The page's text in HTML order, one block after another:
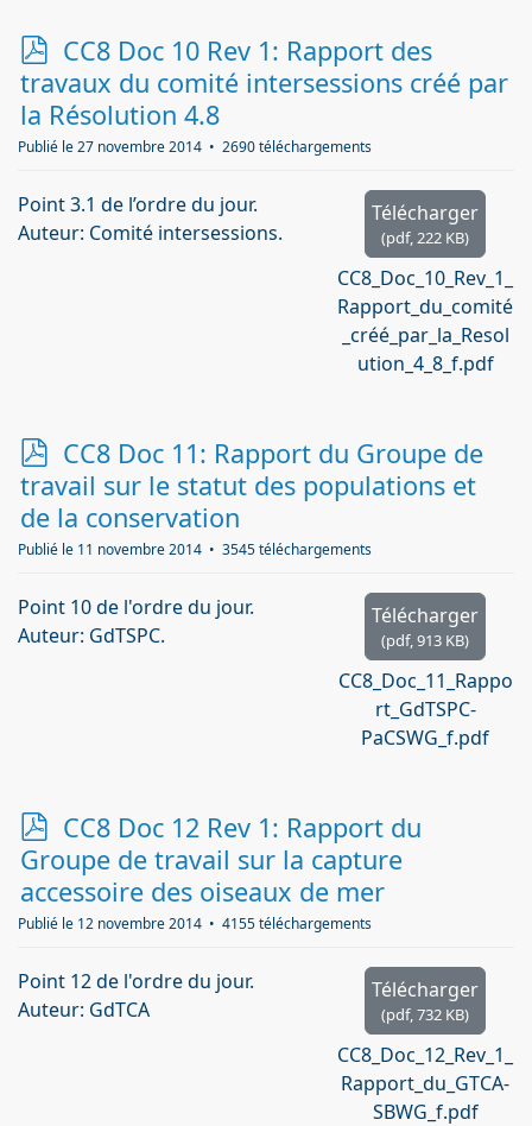
p
d
f
CC8 Doc 10 Rev 1: Rapport des
travaux du comité intersessions créé par
la Résolution 4.8
Publié le 27 novembre 2014 2690 téléchargements
Télécharger
(pdf,222 KB)
CC8_Doc_10_Rev_1_
Rapport_du_comité
_créé_par_la_Resol
ution_4_8_f.pdf
Point 3.1 de l’ordre du jour.
Auteur: Comité intersessions.
p
d
f
CC8 Doc 11: Rapport du Groupe de
travail sur le statut des populations et
de la conservation
Publié le 11 novembre 2014 3545 téléchargements
Télécharger
(pdf,913 KB)
CC8_Doc_11_Rappo
rt_GdTSPC-
PaCSWG_f.pdf
Point 10 de l'ordre du jour.
Auteur: GdTSPC.
p
d
f
CC8 Doc 12 Rev 1: Rapport du
Groupe de travail sur la capture
accessoire des oiseaux de mer
Publié le 12 novembre 2014 4155 téléchargements
Télécharger
(pdf,732 KB)
CC8_Doc_12_Rev_1_
Rapport_du_GTCA-
SBWG_f.pdf
Point 12 de l'ordre du jour.
Auteur: GdTCA